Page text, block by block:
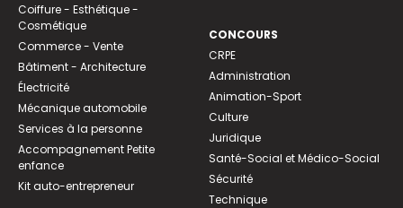
Coiffure - Esthétique -
Cosmétique
Commerce - Vente
Bâtiment - Architecture
Électricité
Mécanique automobile
Services à la personne
Accompagnement Petite
enfance
Kit auto-entrepreneur
CONCOURS
CRPE
Administration
Animation-Sport
Culture
Juridique
Santé-Social et Médico-Social
Sécurité
Technique